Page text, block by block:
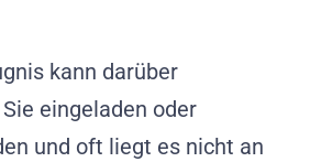
kann darüber
eingeladen oder
und oft liegt es nicht an